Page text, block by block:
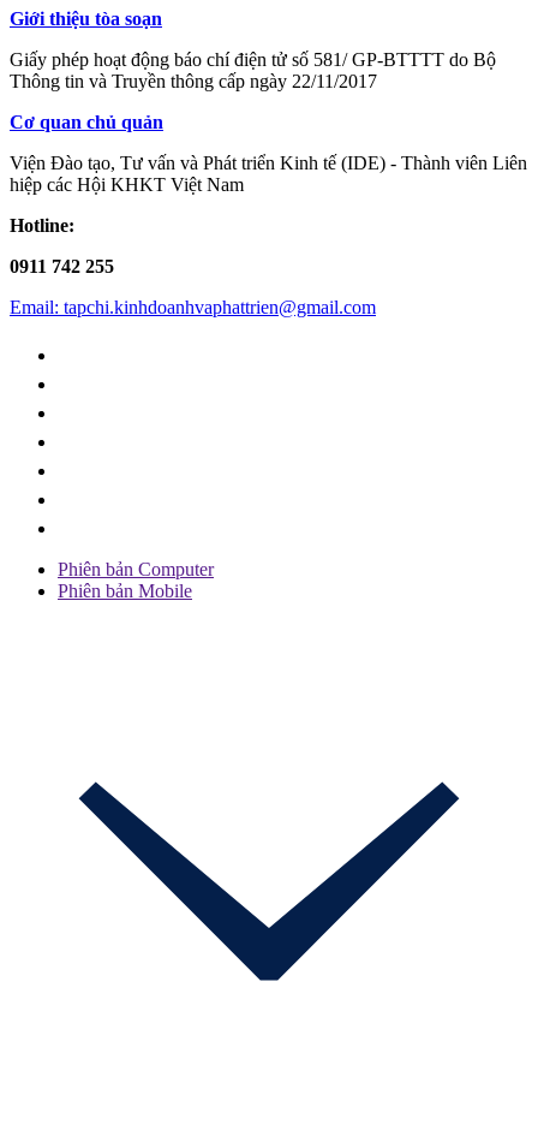
Giới thiệu tòa soạn
Giấy phép hoạt động báo chí điện tử số 581/ GP-BTTTT do Bộ
Thông tin và Truyền thông cấp ngày 22/11/2017
Cơ quan chủ quản
Viện Đào tạo, Tư vấn và Phát triển Kinh tế (IDE) - Thành viên Liên
hiệp các Hội KHKT Việt Nam
Hotline:
0911 742 255
Email: tapchi.kinhdoanhvaphattrien@gmail.com
Phiên bản Computer
Phiên bản Mobile